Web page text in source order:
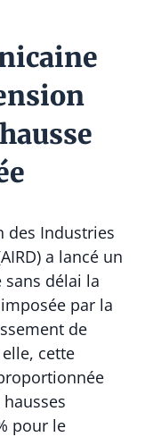
des Industries
a lancé un
délai la
par la
de
elle, cette
pour le